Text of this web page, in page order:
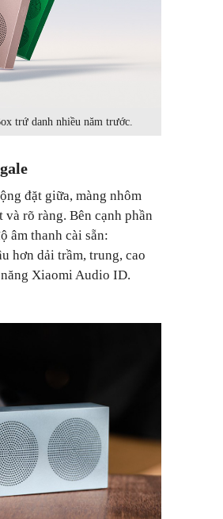
trứ danh nhiều năm trước.
đặt giữa, màng nhôm
rõ ràng. Bên cạnh phần
âm thanh cài sẵn:
hơn dải trầm, trung, cao
Xiaomi Audio ID.